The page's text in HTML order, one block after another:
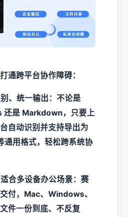
通跨平台协作障碍：
、统一输出：不论是
还是 Markdown，只要上
自动识别并支持导出为
用格式，轻松跨系统协
合多设备办公场景：赛
付，Mac、Windows、
件一份到底、不反复